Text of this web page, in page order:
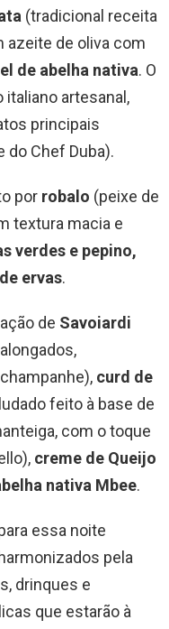
(tradicional receita
azeite de oliva com
de abelha nativa. O
italiano artesanal,
principais
do Chef Duba).
por robalo (peixe de
textura macia e
verdes e pepino,
ervas.
de Savoiardi
curd de
feito à base de
com o toque
creme de Queijo
nativa Mbee.
essa noite
pela
drinques e
que estarão à